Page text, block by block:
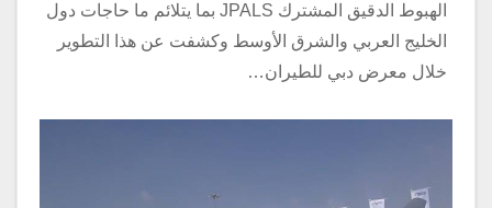
الهبوط الدقيق المشترك JPALS بما يتلائم ما حاجات دول
الخليج العربي والشرق الأوسط وكشفت عن هذا التطوير
خلال معرض دبي للطيران…